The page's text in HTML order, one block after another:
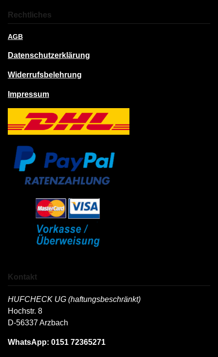
Rechtliches
AGB
Datenschutzerklärung
Widerrufsbelehrung
Impressum
Kontakt
HUFCHECK UG (haftungsbeschränkt)
Hochstr. 8
D-56337 Arzbach
WhatsApp: 0151 72365271